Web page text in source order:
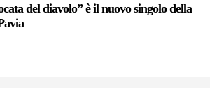
del diavolo” è il nuovo singolo della